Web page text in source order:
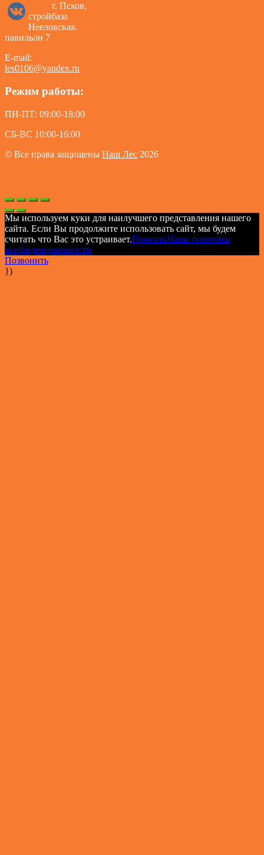
г. Псков,
стройбаза
Нееловская.
павильон 7
E-mail:
les0106@yandex.ru
Режим работы:
ПН-ПТ: 09:00-18:00
СБ-ВС 10:00-16:00
© Все права защищены Наш Лес 2026
Мы используем куки для наилучшего представления нашего
сайта. Если Вы продолжите использовать сайт, мы будем
считать что Вас это устраивает.ПринятьНаша политика
конфиденциальности
Позвонить
})